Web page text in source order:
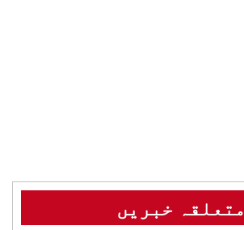
متعلقہ خبریں